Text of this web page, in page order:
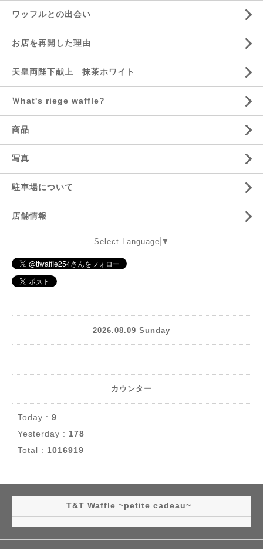
ワッフルとの出会い
お店を再開した理由
天皇両陛下献上 抹茶ホワイト
Ｗhat's riege waffle?
商品
写真
駐車場について
店舗情報
Select Language ▼
2026.08.09 Sunday
カウンター
Today : 9
Yesterday : 178
Total : 1016919
T&T Waffle ~petite cadeau~